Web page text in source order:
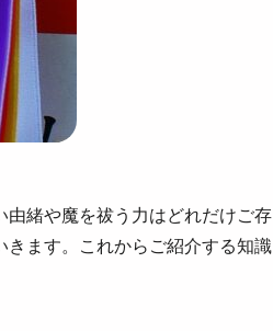
緒や魔を祓う力はどれだけご存
ます。これからご紹介する知識